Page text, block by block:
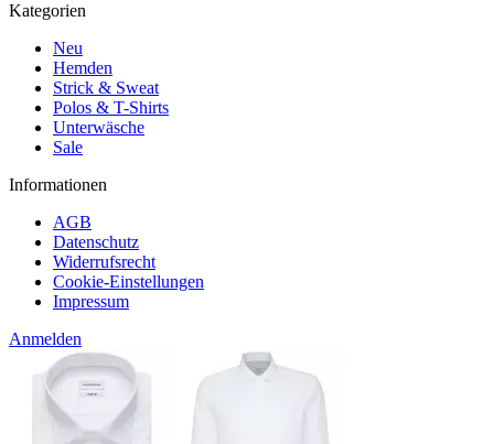
Kategorien
Neu
Hemden
Strick & Sweat
Polos & T-Shirts
Unterwäsche
Sale
Informationen
AGB
Datenschutz
Widerrufsrecht
Cookie-Einstellungen
Impressum
Anmelden